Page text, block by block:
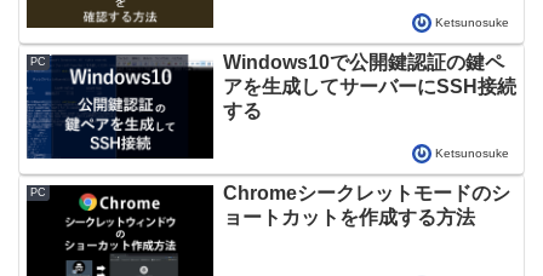
Ketsunosuke
PC
Windows10で公開鍵認証の鍵ペ
アを生成してサーバーにSSH接続
する
Ketsunosuke
PC
Chromeシークレットモードのシ
ョートカットを作成する方法